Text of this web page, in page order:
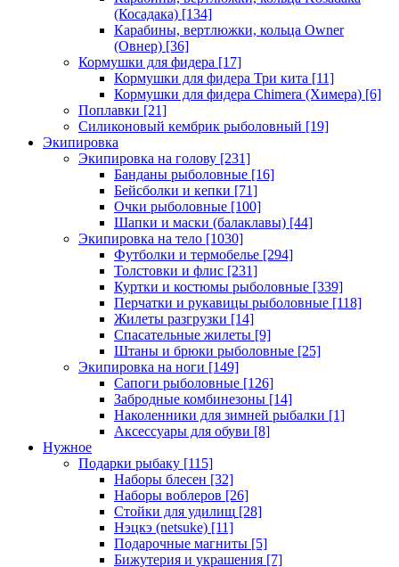
(Косадака) [134]
Карабины, вертлюжки, кольца Owner
(Овнер) [36]
Кормушки для фидера [17]
Кормушки для фидера Три кита [11]
Кормушки для фидера Chimera (Химера) [6]
Поплавки [21]
Силиконовый кембрик рыболовный [19]
Экипировка
Экипировка на голову [231]
Банданы рыболовные [16]
Бейсболки и кепки [71]
Очки рыболовные [100]
Шапки и маски (балаклавы) [44]
Экипировка на тело [1030]
Футболки и термобелье [294]
Толстовки и флис [231]
Куртки и костюмы рыболовные [339]
Перчатки и рукавицы рыболовные [118]
Жилеты разгрузки [14]
Спасательные жилеты [9]
Штаны и брюки рыболовные [25]
Экипировка на ноги [149]
Сапоги рыболовные [126]
Забродные комбинезоны [14]
Наколенники для зимней рыбалки [1]
Аксессуары для обуви [8]
Нужное
Подарки рыбаку [115]
Наборы блесен [32]
Наборы воблеров [26]
Стойки для удилищ [28]
Нэцкэ (netsuke) [11]
Подарочные магниты [5]
Бижутерия и украшения [7]